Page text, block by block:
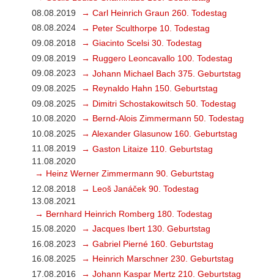
08.08.2019
→ Carl Heinrich Graun 260. Todestag
08.08.2024
→ Peter Sculthorpe 10. Todestag
09.08.2018
→ Giacinto Scelsi 30. Todestag
09.08.2019
→ Ruggero Leoncavallo 100. Todestag
09.08.2023
→ Johann Michael Bach 375. Geburtstag
09.08.2025
→ Reynaldo Hahn 150. Geburtstag
09.08.2025
→ Dimitri Schostakowitsch 50. Todestag
10.08.2020
→ Bernd-Alois Zimmermann 50. Todestag
10.08.2025
→ Alexander Glasunow 160. Geburtstag
11.08.2019
→ Gaston Litaize 110. Geburtstag
11.08.2020
→ Heinz Werner Zimmermann 90. Geburtstag
12.08.2018
→ Leoš Janáček 90. Todestag
13.08.2021
→ Bernhard Heinrich Romberg 180. Todestag
15.08.2020
→ Jacques Ibert 130. Geburtstag
16.08.2023
→ Gabriel Pierné 160. Geburtstag
16.08.2025
→ Heinrich Marschner 230. Geburtstag
17.08.2016
→ Johann Kaspar Mertz 210. Geburtstag